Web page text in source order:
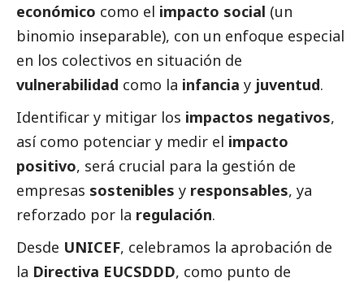
económico como el impacto social (un
binomio inseparable), con un enfoque especial
en los colectivos en situación de
vulnerabilidad como la infancia y juventud.
Identificar y mitigar los impactos negativos,
así como potenciar y medir el impacto
positivo, será crucial para la gestión de
empresas sostenibles y responsables, ya
reforzado por la regulación.
Desde UNICEF, celebramos la aprobación de
la Directiva EUCSDDD, como punto de